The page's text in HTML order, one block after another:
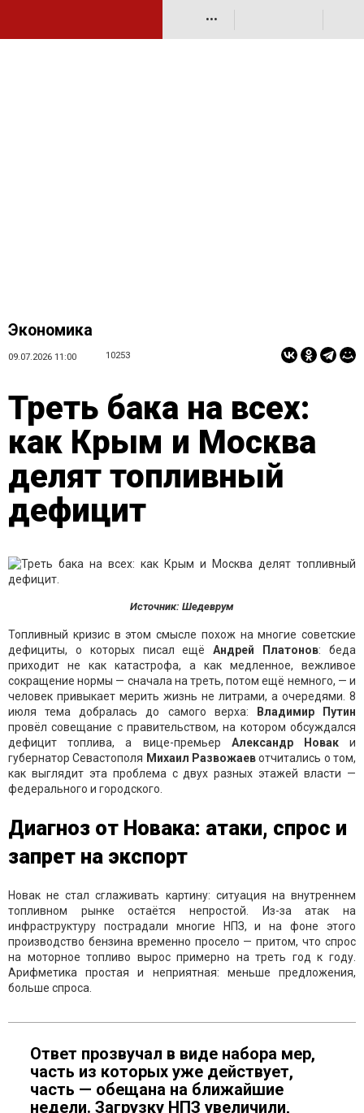
•••
Экономика
09.07.2026 11:00 10253
Треть бака на всех:
как Крым и Москва
делят топливный
дефицит
Источник: Шедеврум
Топливный кризис в этом смысле похож на многие советские
дефициты, о которых писал ещёАндрей Платонов: беда
приходит не как катастрофа, а как медленное, вежливое
сокращение нормы — сначала на треть, потом ещё немного, — и
человек привыкает мерить жизнь не литрами, а очередями. 8
июля тема добралась до самого верха:
Владимир Путин
провёл совещание с правительством, на котором обсуждался
дефицит топлива, а вице-премьер Александр Новаки
губернатор Севастополя Михаил Развожаевотчитались о том,
как выглядит эта проблема с двух разных этажей власти —
федерального и городского.
Диагноз от Новака: атаки, спрос и
запрет на экспорт
Новак не стал сглаживать картину: ситуация на внутреннем
топливном рынке остаётся непростой. Из-за атак на
инфраструктуру пострадали многие НПЗ, и на фоне этого
производство бензина временно просело — притом, что спрос
на моторное топливо вырос примерно на треть год к году.
Арифметика простая и неприятная: меньше предложения,
больше спроса.
Ответ прозвучал в виде набора мер,
часть из которых уже действует,
часть — обещана на ближайшие
недели. Загрузку НПЗ увеличили,